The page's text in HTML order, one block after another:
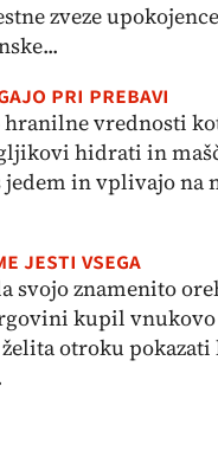
zveze
pri prebavi
hranilne vrednosti
hidrati in
in vplivajo na
jesti vsega
svojo znamenito
kupil
otroku